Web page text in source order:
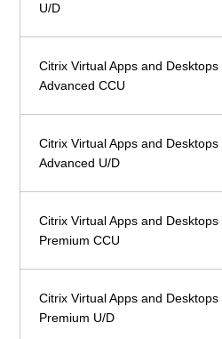
U/D
Citrix Virtual Apps and Desktops
Advanced CCU
Citrix Virtual Apps and Desktops
Advanced U/D
Citrix Virtual Apps and Desktops
Premium CCU
Citrix Virtual Apps and Desktops
Premium U/D